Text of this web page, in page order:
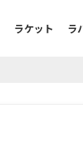
ラケット ラ